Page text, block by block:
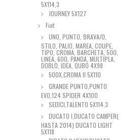
5X114,3
JOURNEY 5X127
Fiat
UNO, PUNTO, BRAVA/0,
STILO, PALIO, MAREA, COUPE,
TIPO, CROMA, BARCHETA, 500,
LINEA, 600, PANDA, MULTIPLA,
DOBLO, IDEA, QUBO 4X98
500X,CROMA II 5X110
GRANDE PUNTO,PUNTO
EVO,124 SPIDER 4X100
SEDICI,TALENTO 5X114,3
DUCATO I,DUCATO CAMPER(
HASTA 2014) DUCATO LIGHT
5X118